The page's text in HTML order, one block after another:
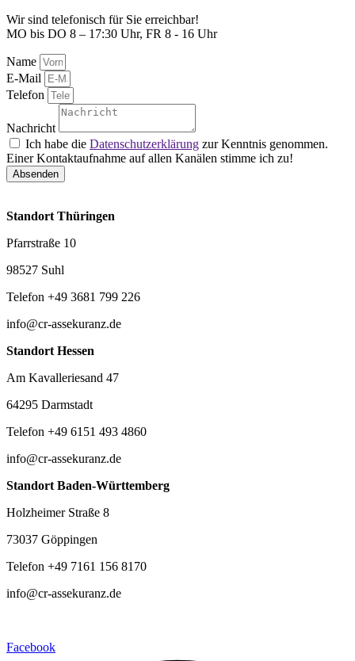
Wir sind telefonisch für Sie erreichbar!
MO bis DO 8 – 17:30 Uhr, FR 8 - 16 Uhr
Name
E-Mail
Telefon
Nachricht
Ich habe die Datenschutzerklärung zur Kenntnis genommen.
Einer Kontaktaufnahme auf allen Kanälen stimme ich zu!
Absenden
Standort Thüringen
Pfarrstraße 10
98527 Suhl
Telefon +49 3681 799 226
info@cr-assekuranz.de
Standort Hessen
Am Kavalleriesand 47
64295 Darmstadt
Telefon +49 6151 493 4860
info@cr-assekuranz.de
Standort Baden-Württemberg
Holzheimer Straße 8
73037 Göppingen
Telefon +49 7161 156 8170
info@cr-assekuranz.de
Facebook